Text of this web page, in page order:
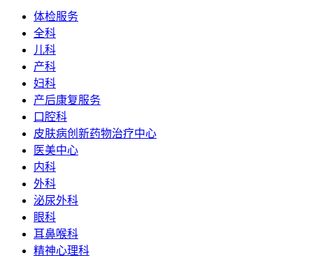
体检服务
全科
儿科
产科
妇科
产后康复服务
口腔科
皮肤病创新药物治疗中心
医美中心
内科
外科
泌尿外科
眼科
耳鼻喉科
精神心理科